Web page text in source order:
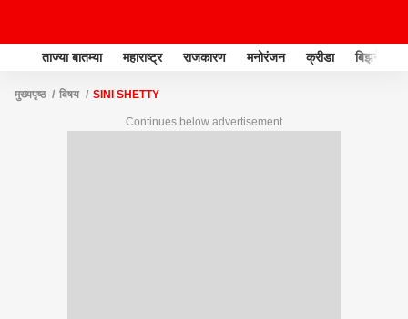
ताज्या बातम्या महाराष्ट्र राजकारण मनोरंजन क्रीडा बिझनेस
मुख्यपृष्ठ विषय SINI SHETTY
Continues below advertisement